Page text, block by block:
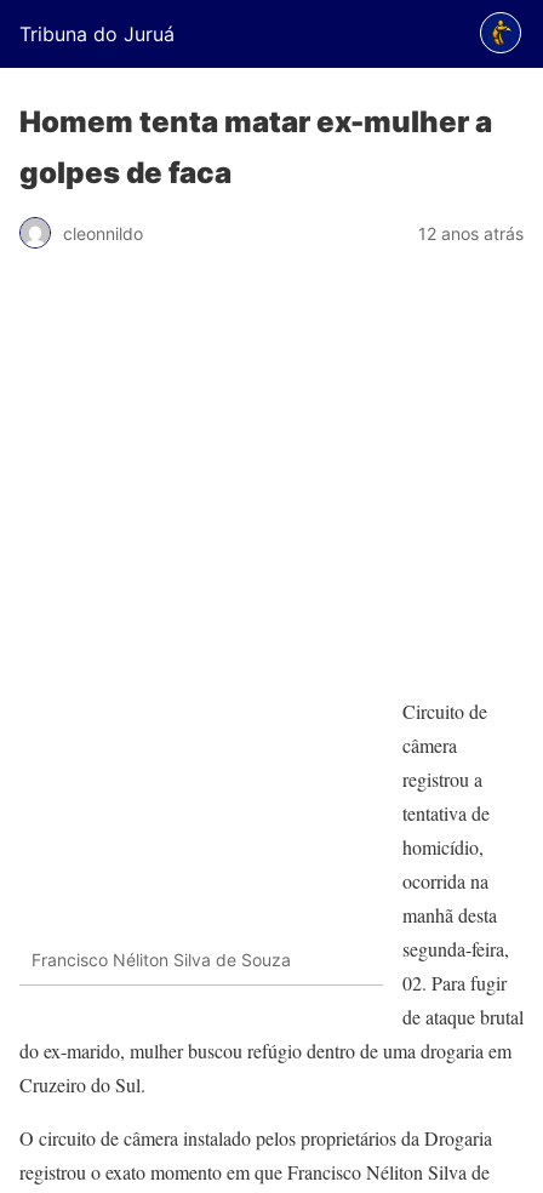
Tribuna do Juruá
Homem tenta matar ex-mulher a
golpes de faca
cleonnildo 12 anos atrás
Francisco Néliton Silva de Souza
Circuito de
câmera
registrou a
tentativa de
homicídio,
ocorrida na
manhã desta
segunda-feira,
02. Para fugir
de ataque brutal
do ex-marido, mulher buscou refúgio dentro de uma drogaria em
Cruzeiro do Sul.
O circuito de câmera instalado pelos proprietários da Drogaria
registrou o exato momento em que Francisco Néliton Silva de